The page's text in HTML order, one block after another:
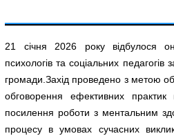
21 січня 2026 року відбулося
психологів та соціальних педагогів
громади.Захід проведено з метою
обговорення ефективних практик
посилення роботи з ментальним
процесу в умовах сучасних